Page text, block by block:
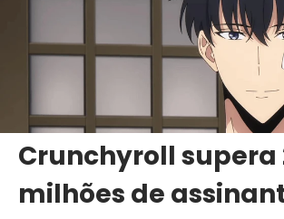
Crunchyroll supera
milhões de